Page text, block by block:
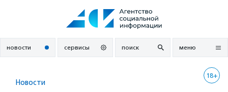
новости сервисы поиск меню
18+
Новости